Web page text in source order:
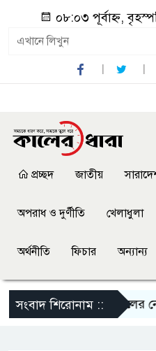
০৮:০৩ পূর্বাহ্ন,
প্রচ্ছদ জাতীয়
অপরাধ ও দুর্ণীতি খেলাধুলা
অর্থনীতি ফিচার অন্যান্য
সংবাদ শিরোনাম ::
শালিখায় ছাত্রদলের